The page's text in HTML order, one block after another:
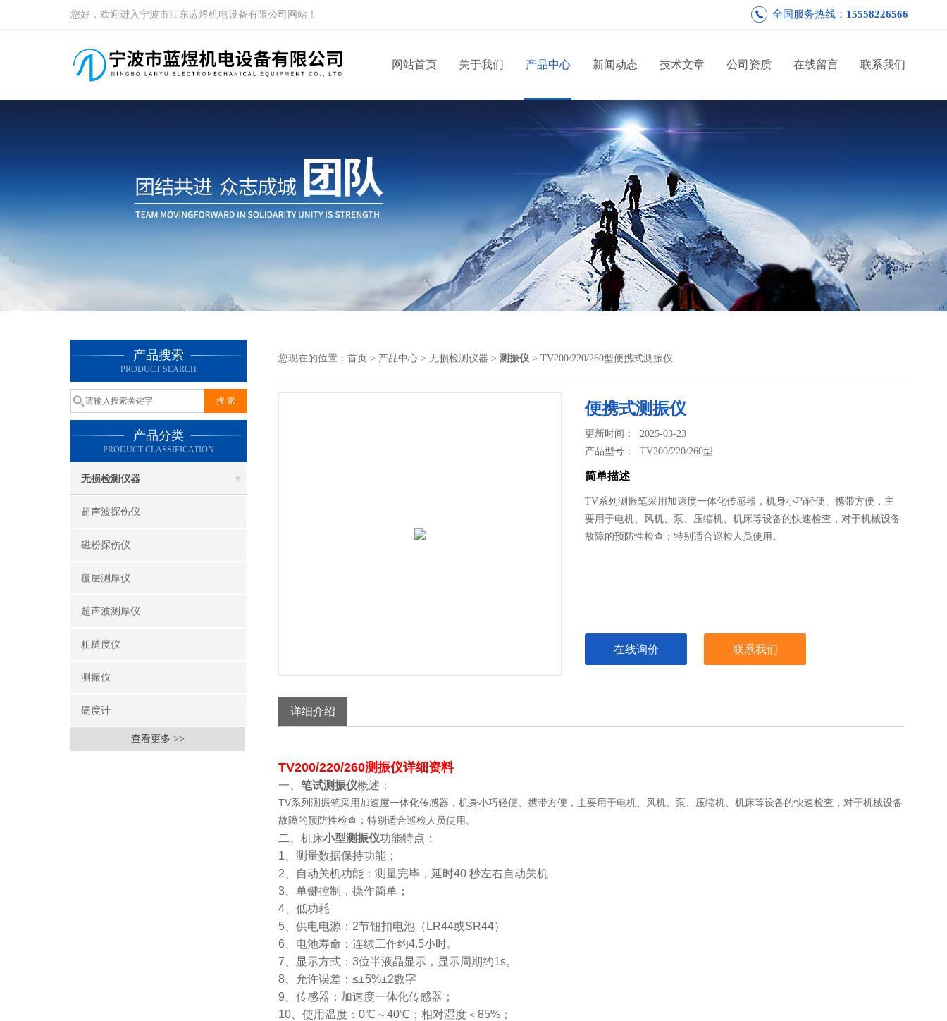
您好，欢迎进入宁波市江东蓝煜机电设备有限公司网站！ 全国服务热线： 15558226566
网站首页 关于我们 产品中心 新闻动态 技术文章 公司资质 在线留言 联系我们
产品搜索
PRODUCT SEARCH
产品分类
PRODUCT CLASSIFICATION
无损检测仪器
超声波探伤仪
磁粉探伤仪
覆层测厚仪
超声波测厚仪
粗糙度仪
测振仪
硬度计
查看更多 >>
您现在的位置： 首页 > 产品中心 > 无损检测仪器 > 测振仪 > TV200/220/260型便携式测振仪
便携式测振仪
更新时间： 2025-03-23
产品型号：TV200/220/260型
简单描述
TV系列测振笔采用加速度一体化传感器，机身小巧轻便、携带方便，主
要用于电机、风机、泵、压缩机、机床等设备的快速检查，对于机械设备
故障的预防性检查；特别适合巡检人员使用。
在线询价 联系我们
详细介绍
TV200/220/260测振仪详细资料
一、 笔试测振仪概述：
TV系列测振笔采用加速度一体化传感器，机身小巧轻便、携带方便，主要用于电机、风机、泵、压缩机、机床等设备的快速检查，对于机械设备
故障的预防性检查；特别适合巡检人员使用。
二、机床小型测振仪功能特点：
1、测量数据保持功能；
2、自动关机功能：测量完毕，延时40 秒左右自动关机
3、单键控制，操作简单；
4、低功耗
5、供电电源：2节钮扣电池（LR44或SR44）
6、电池寿命：连续工作约4.5小时。
7、显示方式：3位半液晶显示，显示周期约1s。
8、允许误差：≤±5%±2数字
9、传感器：加速度一体化传感器；
10、使用温度：0℃～40℃；相对湿度＜85%；